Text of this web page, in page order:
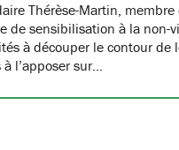
Thérèse-Martin, membre
de sensibilisation à la non-
à découper le contour de
l’apposer sur…